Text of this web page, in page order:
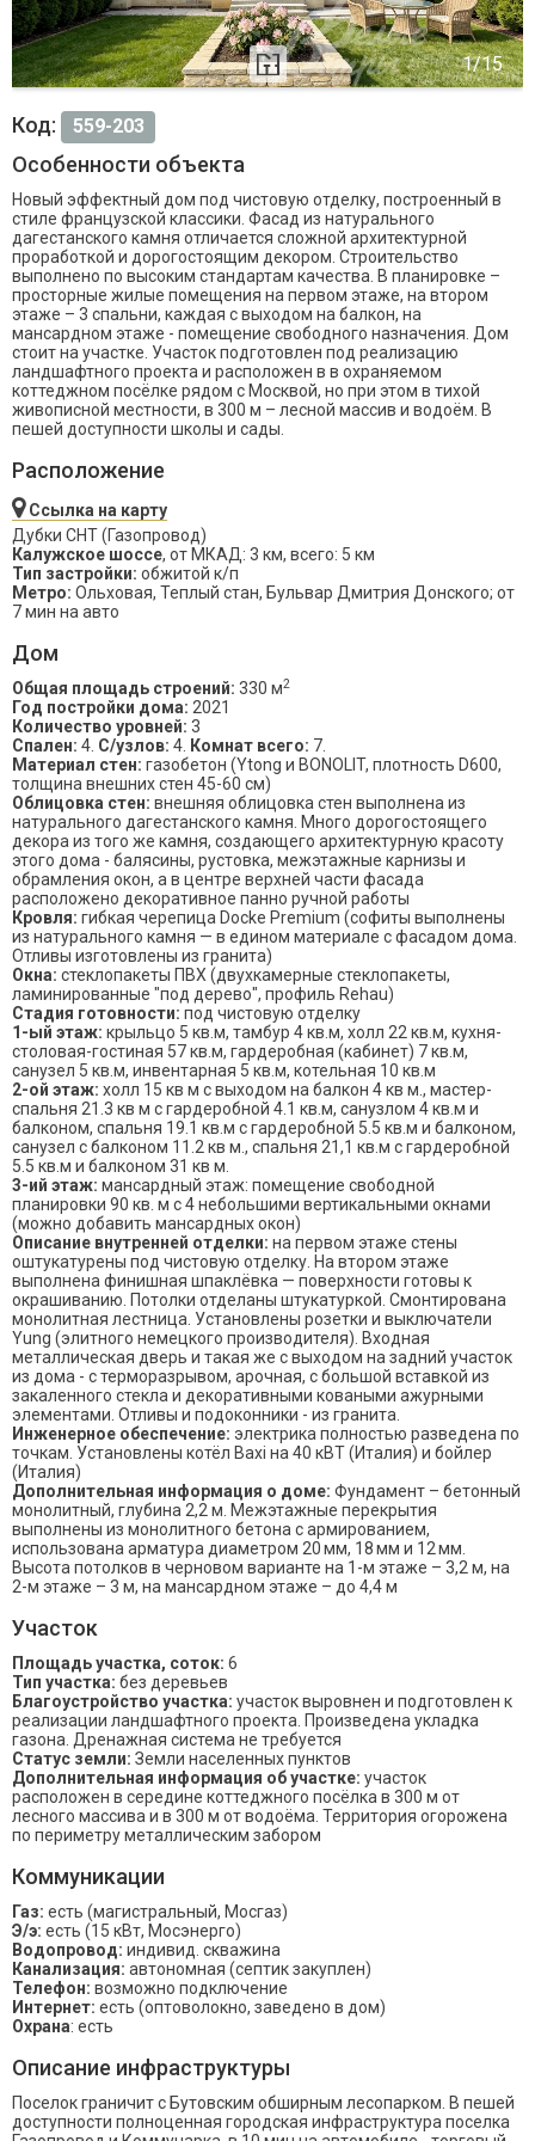
Код: 559-203
Особенности объекта
Новый эффектный дом под чистовую отделку, построенный в
стиле французской классики. Фасад из натурального
дагестанского камня отличается сложной архитектурной
проработкой и дорогостоящим декором. Строительство
выполнено по высоким стандартам качества. В планировке –
просторные жилые помещения на первом этаже, на втором
этаже – 3 спальни, каждая с выходом на балкон, на
мансардном этаже - помещение свободного назначения. Дом
стоит на участке. Участок подготовлен под реализацию
ландшафтного проекта и расположен в в охраняемом
коттеджном посёлке рядом с Москвой, но при этом в тихой
живописной местности, в 300 м – лесной массив и водоём. В
пешей доступности школы и сады.
Расположение
Ссылка на карту
Дубки СНТ (Газопровод)
Калужское шоссе, от МКАД: 3 км, всего: 5 км
Тип застройки: обжитой к/п
Метро: Ольховая, Теплый стан, Бульвар Дмитрия Донского; от
7 мин на авто
Дом
Общая площадь строений: 330 м2
Год постройки дома: 2021
Количество уровней: 3
Спален: 4. С/узлов: 4. Комнат всего: 7.
Материал стен: газобетон (Ytong и BONOLIT, плотность D600,
толщина внешних стен 45-60 см)
Облицовка стен: внешняя облицовка стен выполнена из
натурального дагестанского камня. Много дорогостоящего
декора из того же камня, создающего архитектурную красоту
этого дома - балясины, рустовка, межэтажные карнизы и
обрамления окон, а в центре верхней части фасада
расположено декоративное панно ручной работы
Кровля: гибкая черепица Docke Premium (софиты выполнены
из натурального камня — в едином материале с фасадом дома.
Отливы изготовлены из гранита)
Окна: стеклопакеты ПВХ (двухкамерные стеклопакеты,
ламинированные "под дерево", профиль Rehau)
Стадия готовности: под чистовую отделку
1-ый этаж: крыльцо 5 кв.м, тамбур 4 кв.м, холл 22 кв.м, кухня-
столовая-гостиная 57 кв.м, гардеробная (кабинет) 7 кв.м,
санузел 5 кв.м, инвентарная 5 кв.м, котельная 10 кв.м
2-ой этаж: холл 15 кв м с выходом на балкон 4 кв м., мастер-
спальня 21.3 кв м с гардеробной 4.1 кв.м, санузлом 4 кв.м и
балконом, спальня 19.1 кв.м с гардеробной 5.5 кв.м и балконом,
санузел с балконом 11.2 кв м., спальня 21,1 кв.м с гардеробной
5.5 кв.м и балконом 31 кв м.
3-ий этаж: мансардный этаж: помещение свободной
планировки 90 кв. м с 4 небольшими вертикальными окнами
(можно добавить мансардных окон)
Описание внутренней отделки: на первом этаже стены
оштукатурены под чистовую отделку. На втором этаже
выполнена финишная шпаклёвка — поверхности готовы к
окрашиванию. Потолки отделаны штукатуркой. Смонтирована
монолитная лестница. Установлены розетки и выключатели
Yung (элитного немецкого производителя). Входная
металлическая дверь и такая же с выходом на задний участок
из дома - с терморазрывом, арочная, с большой вставкой из
закаленного стекла и декоративными коваными ажурными
элементами. Отливы и подоконники - из гранита.
Инженерное обеспечение: электрика полностью разведена по
точкам. Установлены котёл Baxi на 40 кВТ (Италия) и бойлер
(Италия)
Дополнительная информация о доме: Фундамент – бетонный
монолитный, глубина 2,2 м. Межэтажные перекрытия
выполнены из монолитного бетона с армированием,
использована арматура диаметром 20 мм, 18 мм и 12 мм.
Высота потолков в черновом варианте на 1-м этаже – 3,2 м, на
2-м этаже – 3 м, на мансардном этаже – до 4,4 м
Участок
Площадь участка, соток: 6
Тип участка: без деревьев
Благоустройство участка: участок выровнен и подготовлен к
реализации ландшафтного проекта. Произведена укладка
газона. Дренажная система не требуется
Статус земли: Земли населенных пунктов
Дополнительная информация об участке: участок
расположен в середине коттеджного посёлка в 300 м от
лесного массива и в 300 м от водоёма. Территория огорожена
по периметру металлическим забором
Коммуникации
Газ: есть (магистральный, Мосгаз)
Э/э: есть (15 кВт, Мосэнерго)
Водопровод: индивид. скважина
Канализация: автономная (септик закуплен)
Телефон: возможно подключение
Интернет: есть (оптоволокно, заведено в дом)
Охрана: есть
Описание инфраструктуры
Поселок граничит с Бутовским обширным лесопарком. В пешей
доступности полноценная городская инфраструктура поселка